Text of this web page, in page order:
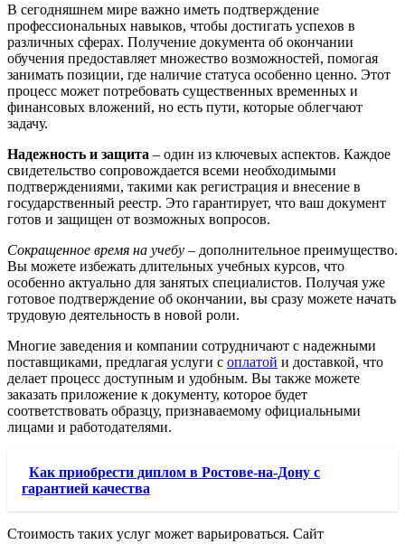
В сегодняшнем мире важно иметь подтверждение
профессиональных навыков, чтобы достигать успехов в
различных сферах. Получение документа об окончании
обучения предоставляет множество возможностей, помогая
занимать позиции, где наличие статуса особенно ценно. Этот
процесс может потребовать существенных временных и
финансовых вложений, но есть пути, которые облегчают
задачу.
Надежность и защита – один из ключевых аспектов. Каждое
свидетельство сопровождается всеми необходимыми
подтверждениями, такими как регистрация и внесение в
государственный реестр. Это гарантирует, что ваш документ
готов и защищен от возможных вопросов.
Сокращенное время на учебу – дополнительное преимущество.
Вы можете избежать длительных учебных курсов, что
особенно актуально для занятых специалистов. Получая уже
готовое подтверждение об окончании, вы сразу можете начать
трудовую деятельность в новой роли.
Многие заведения и компании сотрудничают с надежными
поставщиками, предлагая услуги с оплатой и доставкой, что
делает процесс доступным и удобным. Вы также можете
заказать приложение к документу, которое будет
соответствовать образцу, признаваемому официальными
лицами и работодателями.
Как приобрести диплом в Ростове-на-Дону с
гарантией качества
Стоимость таких услуг может варьироваться. Сайт